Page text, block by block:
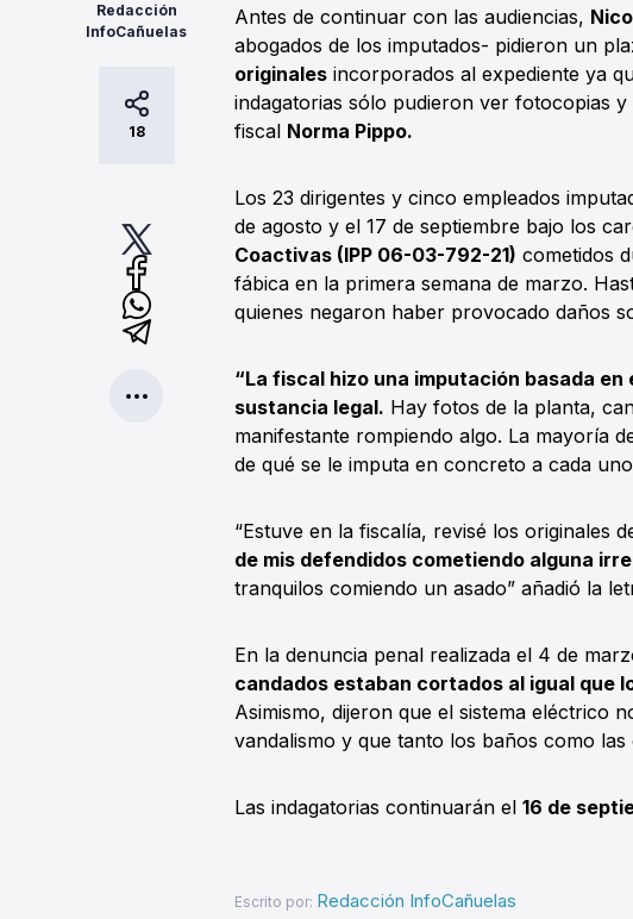
Redacción
InfoCañuelas
18
Antes de continuar con las audiencias,
abogados de los imputados- pidieron un
originales incorporados al expediente ya
indagatorias sólo pudieron ver fotocopias
fiscal Norma Pippo.
Los 23 dirigentes y cinco empleados
de agosto y el 17 de septiembre bajo los
Coactivas (IPP 06-03-792-21) cometidos
fábica en la primera semana de marzo.
quienes negaron haber provocado daños
“La fiscal hizo una imputación basada
sustancia legal. Hay fotos de la planta,
manifestante rompiendo algo. La mayoría
de qué se le imputa en concreto a cada
“Estuve en la fiscalía, revisé los originales
de mis defendidos cometiendo alguna
tranquilos comiendo un asado” añadió la
En la denuncia penal realizada el 4 de
candados estaban cortados al igual que
Asimismo, dijeron que el sistema eléctrico
vandalismo y que tanto los baños como
Las indagatorias continuarán el 16 de
Escrito por: Redacción InfoCañuelas